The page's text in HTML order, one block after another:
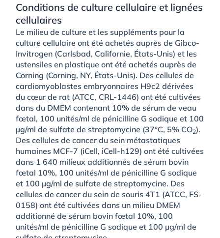
Conditions de culture cellulaire et lignées
cellulaires
Le milieu de culture et les suppléments pour la
culture cellulaire ont été achetés auprès de Gibco-
Invitrogen (Carlsbad, Californie, États-Unis) et les
ustensiles en plastique ont été achetés auprès de
Corning (Corning, NY, États-Unis). Des cellules de
cardiomyoblastes embryonnaires H9c2 dérivées
du cœur de rat (ATCC, CRL-1446) ont été cultivées
dans du DMEM contenant 10% de sérum de veau
fœtal, 100 unités/ml de pénicilline G sodique et 100
µg/ml de sulfate de streptomycine (37°C, 5% CO2).
Des cellules de cancer du sein métastatiques
humaines MCF-7 (iCell, iCell-h129) ont été cultivées
dans 1 640 milieux additionnés de sérum bovin
fœtal 10%, 100 unités/ml de pénicilline G sodique
et 100 µg/ml de sulfate de streptomycine. Des
cellules de cancer du sein de souris 4T1 (ATCC, FS-
0158) ont été cultivées dans un milieu DMEM
additionné de sérum bovin fœtal 10%, 100
unités/ml de pénicilline G sodique et 100 µg/ml de